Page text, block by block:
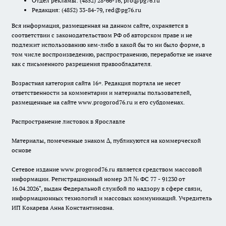
Редакция: (4852) 33-84-79, red@pg76.ru
Вся информация, размещенная на данном сайте, охраняется в
соответствии с законодательством РФ об авторском праве и не
подлежит использованию кем-либо в какой бы то ни было форме, в
том числе воспроизведению, распространению, переработке не иначе
как с письменного разрешения правообладателя.
Возрастная категория сайта 16+. Редакция портала не несет
ответственности за комментарии и материалы пользователей,
размещенные на сайте www.progorod76.ru и его субдоменах.
Распространение листовок в Ярославле
Материалы, помеченные знаком ∆, публикуются на коммерческой
основе
Сетевое издание www.progorod76.ru является средством массовой
информации. Регистрационный номер ЭЛ № ФС 77 - 91230 от
16.04.2026", выдан Федеральной службой по надзору в сфере связи,
информационных технологий и массовых коммуникаций. Учредитель
ИП Кокарева Анна Константиновна.